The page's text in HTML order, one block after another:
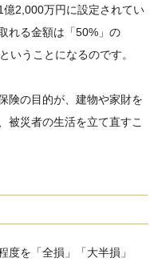
億2,000万円に設定されてい
れる金額は「50%」の
いうことになるのです。
険の目的が、建物や家財を
被災者の生活を立て直すこ
度を「全損」「大半損」